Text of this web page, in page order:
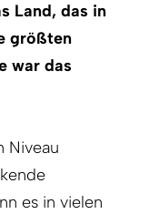
Land, das in
größten
war das
Niveau
es in vielen